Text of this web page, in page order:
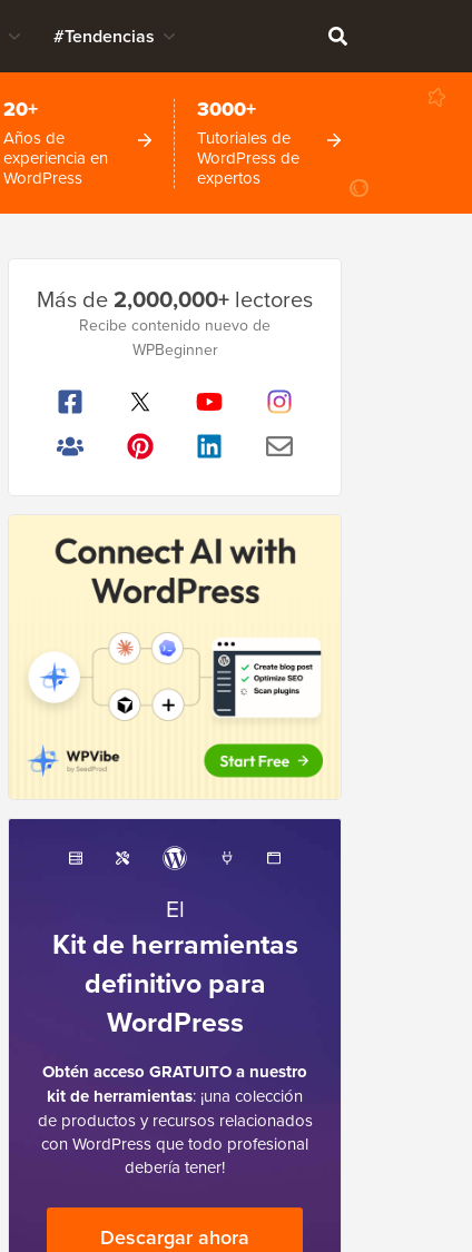
#Tendencias
20+
Años de
experiencia en
WordPress
3000+
Tutoriales de
WordPress de
expertos
lateral
Más de2,000,000+ lectores
Recibe contenido nuevo de
WPBeginner
El
Kit de herramientas
definitivo para
WordPress
Obtén acceso GRATUITO a nuestro
kit de herramientas: ¡una colección
de productos y recursos relacionados
con WordPress que todo profesional
debería tener!
Descargar ahora